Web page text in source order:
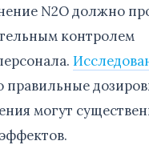
N2O должно
контролем
правильные
могут